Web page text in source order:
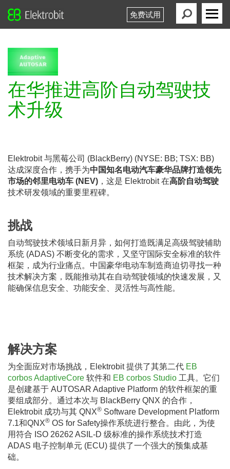
免费试用
Elektrobit
Primary
在华推进高阶自动驾驶技
术升级
Elektrobit 与黑莓公司 (BlackBerry) (NYSE: BB; TSX: BB)
达成深度合作，携手为中国知名电动汽车豪华品牌打造领先
市场的邻里电动车 (NEV) ，这是 Elektrobit 在高阶自动驾驶
技术研发领域的重要里程碑。
挑战
自动驾驶技术领域日新月异，如何打造既满足高级驾驶辅助
系统 (ADAS) 不断变化的需求，又坚守国际安全标准的软件
框架，成为行业痛点。中国豪华电动车制造商迫切寻找一种
技术解决方案，既能推动其在自动驾驶领域的快速发展，又
能确保信息安全、功能安全、灵活性与高性能。
解决方案
为全面应对市场挑战，Elektrobit 提供了其第二代 EB
corbos AdaptiveCore 软件和 EB corbos Studio 工具。它们
是创建基于 AUTOSAR Adaptive Platform 的软件框架的重
要组成部分。通过本次与 BlackBerry QNX 的合作，
Elektrobit 成功与其 QNX® Software Development Platform
7.1和QNX® OS for Safety操作系统进行整合。由此，为使
用符合 ISO 26262 ASIL-D 级标准的操作系统技术打造
ADAS 电子控制单元 (ECU) 提供了一个强大的预集成基
础。